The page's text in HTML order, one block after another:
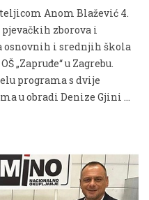
Anom Blažević 4.
zborova i
osnovnih i srednjih škola
„Zapruđe“ u Zagrebu.
programa s dvije
u obradi Denize Gjini …